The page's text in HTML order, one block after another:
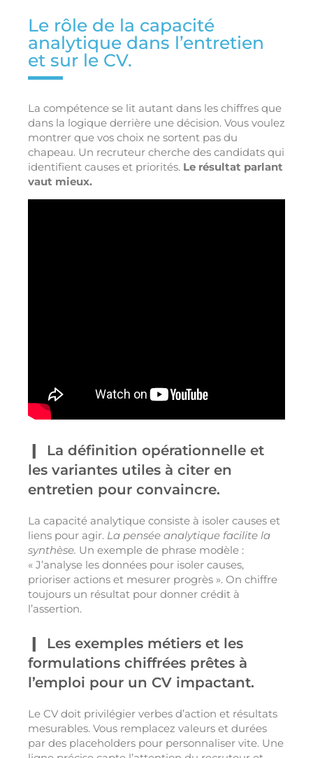
Le rôle de la capacité
analytique dans l’entretien
et sur le CV.
La compétence se lit autant dans les chiffres que
dans la logique derrière une décision. Vous voulez
montrer que vos choix ne sortent pas du
chapeau. Un recruteur cherche des candidats qui
identifient causes et priorités. Le résultat parlant
vaut mieux.
La définition opérationnelle et
les variantes utiles à citer en
entretien pour convaincre.
La capacité analytique consiste à isoler causes et
liens pour agir. La pensée analytique facilite la
synthèse. Un exemple de phrase modèle :
« J’analyse les données pour isoler causes,
prioriser actions et mesurer progrès ». On chiffre
toujours un résultat pour donner crédit à
l’assertion.
Les exemples métiers et les
formulations chiffrées prêtes à
l’emploi pour un CV impactant.
Le CV doit privilégier verbes d’action et résultats
mesurables. Vous remplacez valeurs et durées
par des placeholders pour personnaliser vite. Une